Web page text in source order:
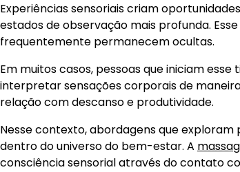
Experiências sensoriais criam
estados de observação mais profunda.
frequentemente permanecem ocultas.
Em muitos casos, pessoas que iniciam
interpretar sensações corporais de
relação com descanso e produtividade.
Nesse contexto, abordagens que
dentro do universo do bem-estar. A
consciência sensorial através do contato